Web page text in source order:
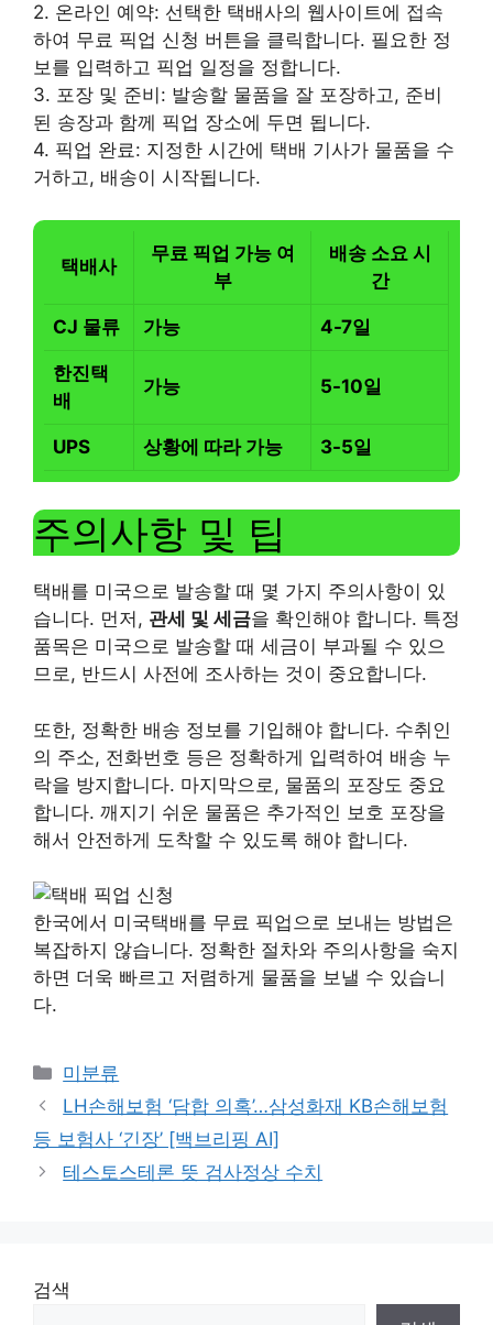
2. 온라인 예약: 선택한 택배사의 웹사이트에 접속
하여 무료 픽업 신청 버튼을 클릭합니다. 필요한 정
보를 입력하고 픽업 일정을 정합니다.
3. 포장 및 준비: 발송할 물품을 잘 포장하고, 준비
된 송장과 함께 픽업 장소에 두면 됩니다.
4. 픽업 완료: 지정한 시간에 택배 기사가 물품을 수
거하고, 배송이 시작됩니다.
택배사
무료 픽업 가능 여
부
배송 소요 시
간
CJ 물류 가능 4-7일
한진택
배
가능 5-10일
UPS 상황에 따라 가능 3-5일
주의사항 및 팁
택배를 미국으로 발송할 때 몇 가지 주의사항이 있
습니다. 먼저, 관세 및 세금을 확인해야 합니다. 특정
품목은 미국으로 발송할 때 세금이 부과될 수 있으
므로, 반드시 사전에 조사하는 것이 중요합니다.
또한, 정확한 배송 정보를 기입해야 합니다. 수취인
의 주소, 전화번호 등은 정확하게 입력하여 배송 누
락을 방지합니다. 마지막으로, 물품의 포장도 중요
합니다. 깨지기 쉬운 물품은 추가적인 보호 포장을
해서 안전하게 도착할 수 있도록 해야 합니다.
한국에서 미국택배를 무료 픽업으로 보내는 방법은
복잡하지 않습니다. 정확한 절차와 주의사항을 숙지
하면 더욱 빠르고 저렴하게 물품을 보낼 수 있습니
다.
Categories
미분류
LH손해보험 ‘담합 의혹’…삼성화재 KB손해보험
등 보험사 ‘긴장’ [백브리핑 AI]
테스토스테론 뜻 검사정상 수치
검색